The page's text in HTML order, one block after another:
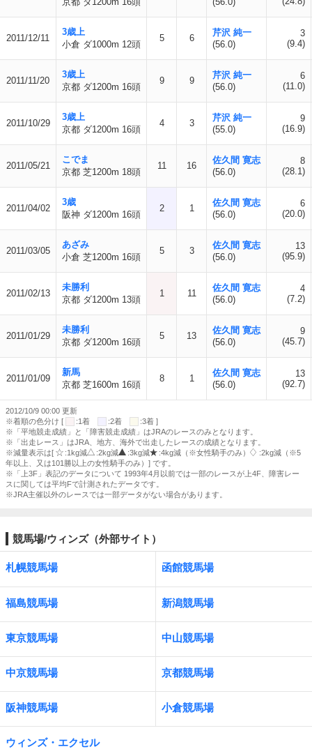
2011/12/11
3歳上
小倉 ダ1000m 12頭
5 6
芹沢 純一
(56.0)
3
(9.4)
2011/11/20
3歳上
京都 ダ1200m 16頭
9 9
芹沢 純一
(56.0)
6
(11.0)
2011/10/29
3歳上
京都 ダ1200m 16頭
4 3
芹沢 純一
(55.0)
9
(16.9)
2011/05/21
こでま
京都 芝1200m 18頭
11 16
佐久間 寛志
(56.0)
8
(28.1)
2011/04/02
3歳
阪神 ダ1200m 16頭
2 1
佐久間 寛志
(56.0)
6
(20.0)
2011/03/05
あざみ
小倉 芝1200m 16頭
5 3
佐久間 寛志
(56.0)
13
(95.9)
2011/02/13
未勝利
京都 ダ1200m 13頭
1 11
佐久間 寛志
(56.0)
4
(7.2)
2011/01/29
未勝利
京都 ダ1200m 16頭
5 13
佐久間 寛志
(56.0)
9
(45.7)
2011/01/09
新馬
京都 芝1600m 16頭
8 1
佐久間 寛志
(56.0)
13
(92.7)
2012/10/9 00:00 更新
※着順の色分け [
:1着 :2着
:3着 ]
※「平地競走成績」と「障害競走成績」はJRAのレースのみとなります。
※「出走レース」はJRA、地方、海外で出走したレースの成績となります。
※減量表示は[
:1kg減 :2kg減 :3kg減 :4kg減（※女性騎手のみ）
:2kg減（※5
年以上、又は101勝以上の女性騎手のみ）] です。
※「上3F」表記のデータについて 1993年4月以前では一部のレースが上4F、障害レー
スに関しては平均Fで計測されたデータです。
※JRA主催以外のレースでは一部データがない場合があります。
競馬場/ウィンズ（外部サイト）
札幌競馬場 函館競馬場
福島競馬場 新潟競馬場
東京競馬場 中山競馬場
中京競馬場 京都競馬場
阪神競馬場 小倉競馬場
ウィンズ・エクセル